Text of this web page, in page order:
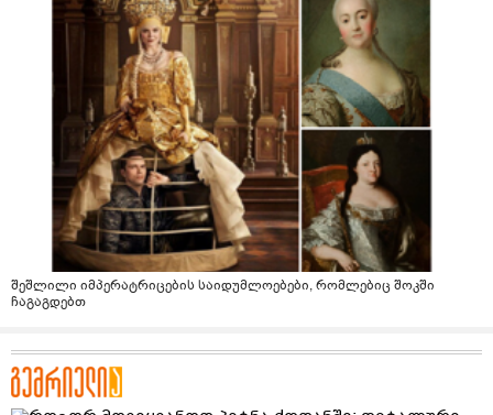
შეშლილი იმპერატრიცების საიდუმლოებები, რომლებიც შოკში
ჩაგაგდებთ